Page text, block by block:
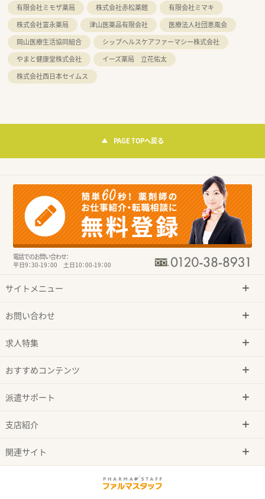
有限会社ミモザ薬局
株式会社赤松薬館
有限会社ミマキ
株式会社富永薬局
津山医薬品有限会社
医療法人社団恵風会
岡山医療生活協同組合
シップヘルスケアファーマシー株式会社
やまと健康堂株式会社
イーズ薬局 立花佑太
株式会社西日本セイムス
PAGE TOPへ戻る
電話でのお問い合わせ：
平日9：30-19：00 土日10：00-19：00
サイトメニュー
お問い合わせ
求人特集
おすすめコンテンツ
派遣サポート
支店紹介
関連サイト